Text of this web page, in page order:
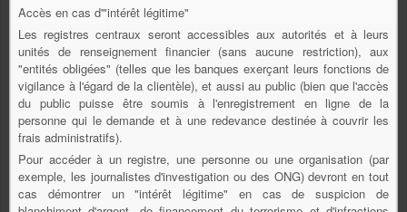
Accès en cas d'"intérêt légitime"
Les registres centraux seront accessibles aux autorités et à leurs
unités de renseignement financier (sans aucune restriction), aux
"entités obligées" (telles que les banques exerçant leurs fonctions de
vigilance à l'égard de la clientèle), et aussi au public (bien que l'accès
du public puisse être soumis à l'enregistrement en ligne de la
personne qui le demande et à une redevance destinée à couvrir les
frais administratifs).
Pour accéder à un registre, une personne ou une organisation (par
exemple, les journalistes d'investigation ou des ONG) devront en tout
cas démontrer un "intérêt légitime" en cas de suspicion de